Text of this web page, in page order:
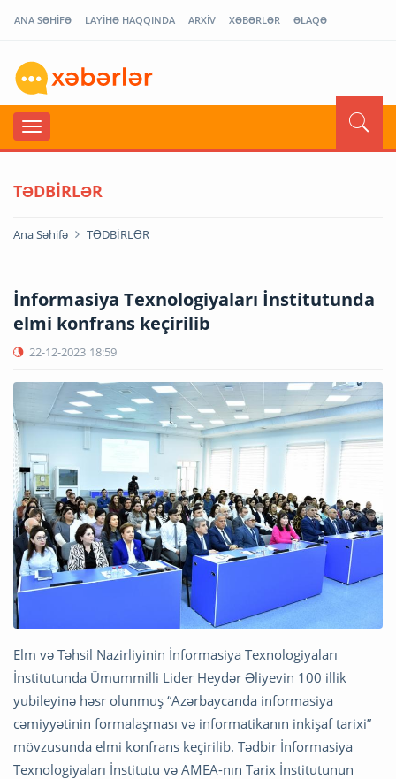
ANA SƏHİFƏ LAYİHƏ HAQQINDA ARXİV XƏBƏRLƏR ƏLAQƏ
TƏDBİRLƏR
Ana Səhifə TƏDBİRLƏR
İnformasiya Texnologiyaları İnstitutunda
elmi konfrans keçirilib
22-12-2023 18:59
Elm və Təhsil Nazirliyinin İnformasiya Texnologiyaları
İnstitutunda Ümummilli Lider Heydər Əliyevin 100 illik
yubileyinə həsr olunmuş “Azərbaycanda informasiya
cəmiyyətinin formalaşması və informatikanın inkişaf tarixi”
mövzusunda elmi konfrans keçirilib. Tədbir İnformasiya
Texnologiyaları İnstitutu və AMEA-nın Tarix İnstitutunun